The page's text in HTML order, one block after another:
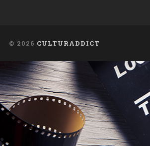
© 2026 CULTURADDICT